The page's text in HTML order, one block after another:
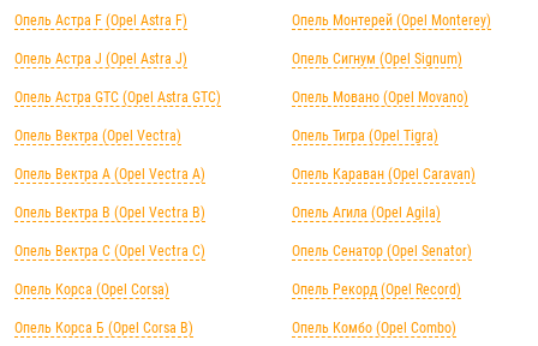
Опель Астра F (Opel Astra F)
Опель Астра J (Opel Astra J)
Опель Астра GTC (Opel Astra GTC)
Опель Вектра (Opel Vectra)
Опель Вектра А (Opel Vectra А)
Опель Вектра B (Opel Vectra B)
Опель Вектра C (Opel Vectra C)
Опель Корса (Opel Corsa)
Опель Корса Б (Opel Corsa B)
Опель Монтерей (Opel Monterey)
Опель Сигнум (Opel Signum)
Опель Мовано (Opel Movano)
Опель Тигра (Opel Tigra)
Опель Караван (Opel Caravan)
Опель Агила (Opel Agila)
Опель Сенатор (Opel Senator)
Опель Рекорд (Opel Record)
Опель Комбо (Opel Combo)